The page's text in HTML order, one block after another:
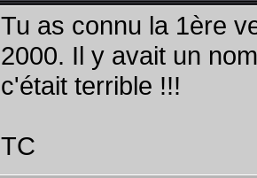
Tu as connu la 1ère
2000. Il y avait un
c'était terrible !!!
TC